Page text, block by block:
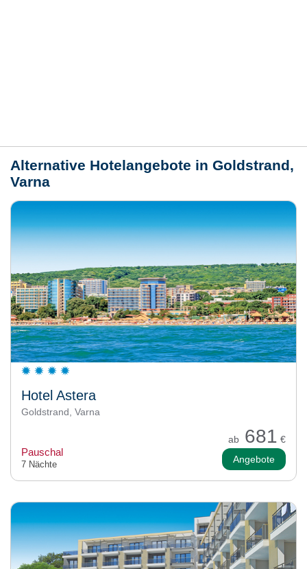
Alternative Hotelangebote in Goldstrand,
Varna
Hotel Astera
Goldstrand, Varna
ab 681 €
Pauschal
7 Nächte Angebote